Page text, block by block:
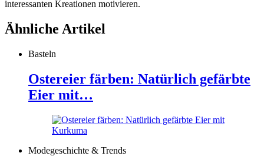
interessanten Kreationen motivieren.
Ähnliche Artikel
Basteln
Ostereier färben: Natürlich gefärbte
Eier mit…
Modegeschichte & Trends